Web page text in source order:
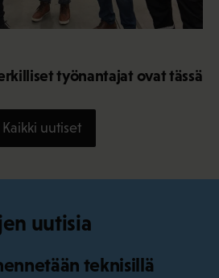
työnantajat ovat tässä
Kaikki uutiset
uutisia
teknisillä